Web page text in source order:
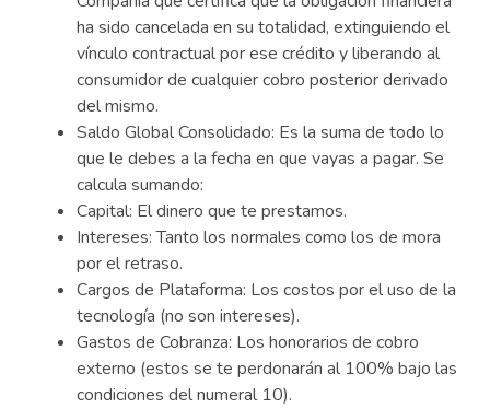
ha sido cancelada en su totalidad, extinguiendo el
vínculo contractual por ese crédito y liberando al
consumidor de cualquier cobro posterior derivado
del mismo.
Saldo Global Consolidado: Es la suma de todo lo
que le debes a la fecha en que vayas a pagar. Se
calcula sumando:
Capital: El dinero que te prestamos.
Intereses: Tanto los normales como los de mora
por el retraso.
Cargos de Plataforma: Los costos por el uso de la
tecnología (no son intereses).
Gastos de Cobranza: Los honorarios de cobro
externo (estos se te perdonarán al 100% bajo las
condiciones del numeral 10).